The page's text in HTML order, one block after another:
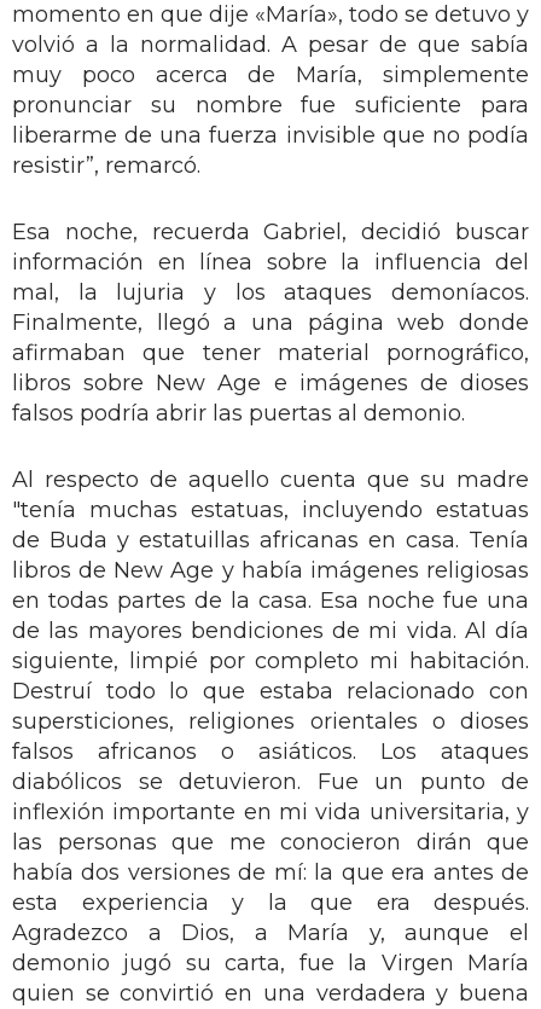
momento en que dije «María», todo se detuvo y
volvió a la normalidad. A pesar de que sabía
muy poco acerca de María, simplemente
pronunciar su nombre fue suficiente para
liberarme de una fuerza invisible que no podía
resistir”, remarcó.
Esa noche, recuerda Gabriel, decidió buscar
información en línea sobre la influencia del
mal, la lujuria y los ataques demoníacos.
Finalmente, llegó a una página web donde
afirmaban que tener material pornográfico,
libros sobre New Age e imágenes de dioses
falsos podría abrir las puertas al demonio.
Al respecto de aquello cuenta que su madre
"tenía muchas estatuas, incluyendo estatuas
de Buda y estatuillas africanas en casa. Tenía
libros de New Age y había imágenes religiosas
en todas partes de la casa. Esa noche fue una
de las mayores bendiciones de mi vida. Al día
siguiente, limpié por completo mi habitación.
Destruí todo lo que estaba relacionado con
supersticiones, religiones orientales o dioses
falsos africanos o asiáticos. Los ataques
diabólicos se detuvieron. Fue un punto de
inflexión importante en mi vida universitaria, y
las personas que me conocieron dirán que
había dos versiones de mí: la que era antes de
esta experiencia y la que era después.
Agradezco a Dios, a María y, aunque el
demonio jugó su carta, fue la Virgen María
quien se convirtió en una verdadera y buena